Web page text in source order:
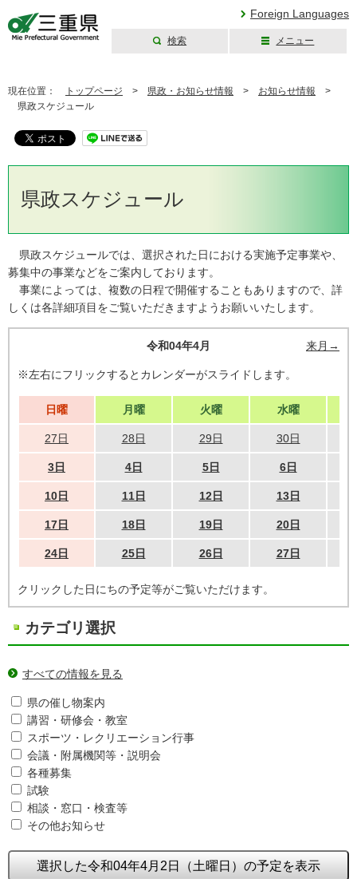
Foreign Languages
検索 メニュー
現在位置： トップページ > 県政・お知らせ情報 > お知らせ情報 >
県政スケジュール
県政スケジュール
県政スケジュールでは、選択された日における実施予定事業や、
募集中の事業などをご案内しております。
事業によっては、複数の日程で開催することもありますので、詳
しくは各詳細項目をご覧いただきますようお願いいたします。
令和04年4月 来月→
※左右にフリックするとカレンダーがスライドします。
日曜 月曜 火曜 水曜
27日 28日 29日 30日
3日 4日 5日 6日
10日 11日 12日 13日
17日 18日 19日 20日
24日 25日 26日 27日
クリックした日にちの予定等がご覧いただけます。
カテゴリ選択
すべての情報を見る
県の催し物案内
講習・研修会・教室
スポーツ・レクリエーション行事
会議・附属機関等・説明会
各種募集
試験
相談・窓口・検査等
その他お知らせ
選択した令和04年4月2日（土曜日）の予定を表示